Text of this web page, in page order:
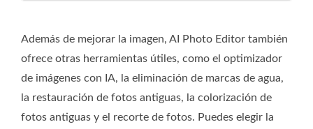
Además de mejorar la imagen, AI Photo Editor también
ofrece otras herramientas útiles, como el optimizador
de imágenes con IA, la eliminación de marcas de agua,
la restauración de fotos antiguas, la colorización de
fotos antiguas y el recorte de fotos. Puedes elegir la